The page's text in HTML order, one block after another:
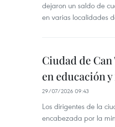
dejaron un saldo de
en varias localidades
Ciudad de
en educación
29/07/2026 09:43
Los dirigentes de la
encabezada por la